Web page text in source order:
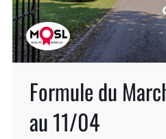
Formule du
au 11/04